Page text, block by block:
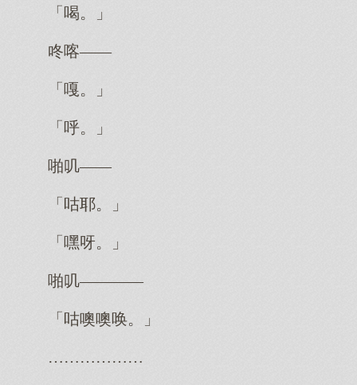
「喝。」
咚喀——
「嘎。」
「呼。」
啪叽——
「咕耶。」
「嘿呀。」
啪叽————
「咕噢噢唤。」
………………